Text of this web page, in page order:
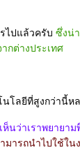
ไปแล้วครับ ซึ่งน่
กต่างประเทศ
โลยีที่สูงกว่านี้ห
ว่าเราพยายาม
ามารถนำไปใช้ใ